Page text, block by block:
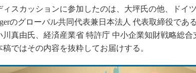
スカッションに参加したのは、大坪氏の他、ドイ
のグローバル共同代表兼日本法人 代表取締役であ
川真由氏、経済産業省 特許庁 中小企業知財戦略総
稿ではその内容を抜粋してお届けする。